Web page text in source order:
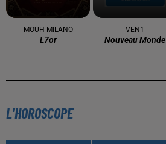
MOUH MILANO
L7or
VEN1
Nouveau Monde
L'HOROSCOPE